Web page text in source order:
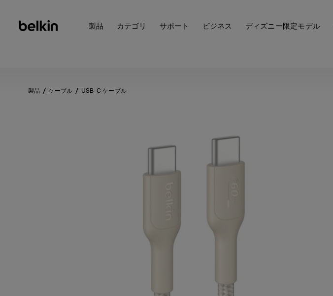
製品 カテゴリ サポート ビジネス ディズニー限定モデル
製品 ケーブル USB-C ケーブル